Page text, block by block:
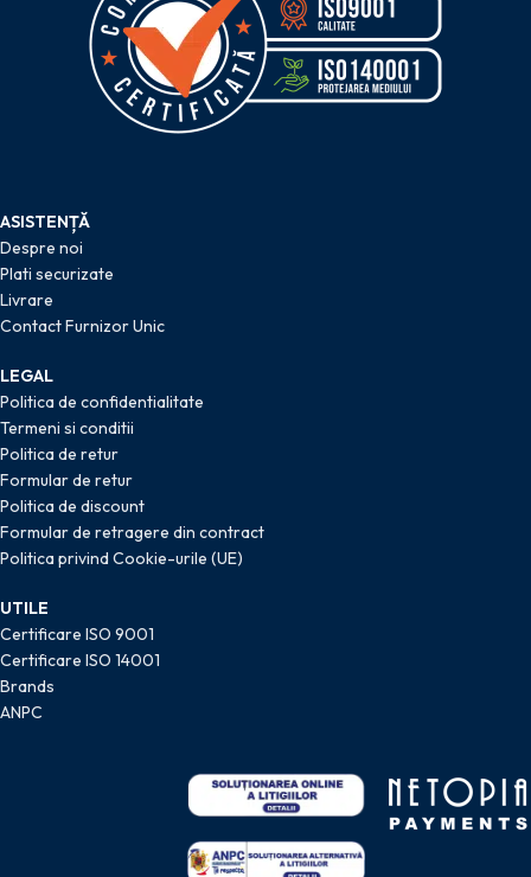
ASISTENȚĂ
Despre noi
Plati securizate
Livrare
Contact Furnizor Unic
LEGAL
Politica de confidentialitate
Termeni si conditii
Politica de retur
Formular de retur
Politica de discount
Formular de retragere din contract
Politica privind Cookie-urile (UE)
UTILE
Certificare ISO 9001
Certificare ISO 14001
Brands
ANPC